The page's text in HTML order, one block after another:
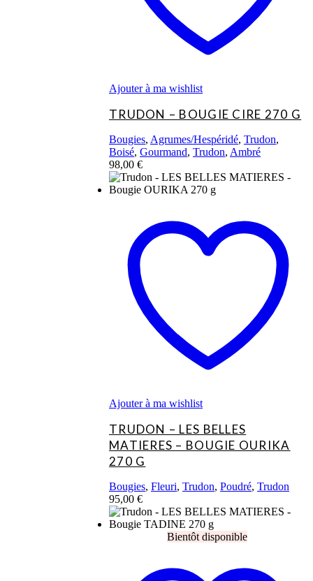
Ajouter à ma wishlist
TRUDON – BOUGIE CIRE 270 G
Bougies, Agrumes/Hespéridé, Trudon,
Boisé, Gourmand, Trudon, Ambré
98,00 €
Ajouter à ma wishlist
TRUDON – LES BELLES
MATIERES – BOUGIE OURIKA
270 G
Bougies, Fleuri, Trudon, Poudré, Trudon
95,00 €